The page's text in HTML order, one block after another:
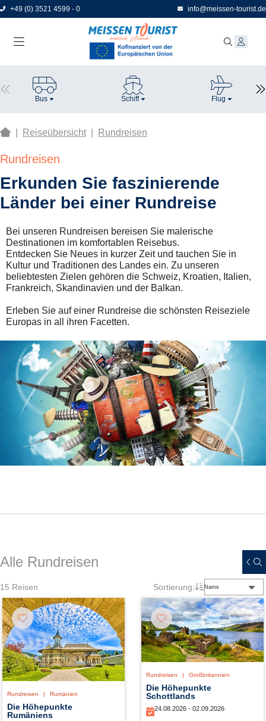
Direkt
zum
+49 (0) 3521 4599 - 0 info@meissen-tourist.de
Bus Schiff Flug
Reiseübersicht Rundreisen
Rundreisen
Erkunden Sie faszinierende
Länder bei einer Rundreise
Bei unseren Rundreisen bereisen Sie malerische
Destinationen im komfortablen Reisebus.
Entdecken Sie Neues in kurzer Zeit und tauchen Sie in
Kultur und Traditionen des Landes ein. Zu unseren
beliebtesten Zielen gehören die Schweiz, Kroatien, Italien,
Frankreich, Skandinavien und der Balkan.
Erleben Sie auf einer Rundreise die schönsten Reiseziele
Europas in all ihren Facetten.
Alle Rundreisen
15 Reisen Sortierung: Name
Rundreisen | Rumänien
Die Höhepunkte
Rumäniens
Rundreisen | Großbritannien
Die Höhepunkte
Schottlands
24.08.2026 - 02.09.2026